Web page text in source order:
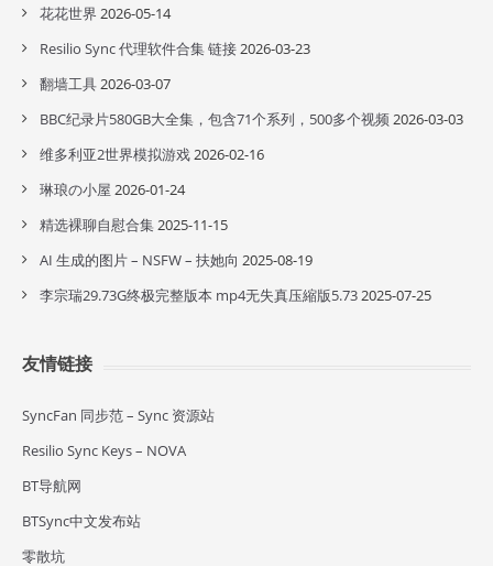
花花世界 2026-05-14
Resilio Sync 代理软件合集 链接2026-03-23
翻墙工具2026-03-07
BBC纪录片580GB大全集，包含71个系列，500多个视频2026-03-03
维多利亚2世界模拟游戏2026-02-16
琳琅の小屋 2026-01-24
精选裸聊自慰合集2025-11-15
AI 生成的图片 – NSFW – 扶她向 2025-08-19
李宗瑞29.73G终极完整版本 mp4无失真压縮版5.732025-07-25
友情链接
SyncFan 同步范 – Sync 资源站
Resilio Sync Keys – NOVA
BT导航网
BTSync中文发布站
零散坑